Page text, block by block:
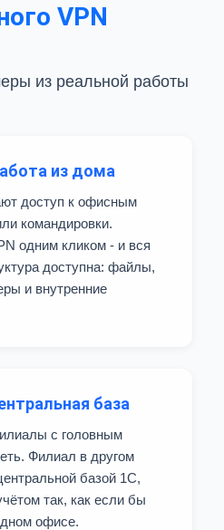
VPN
из реальной работы
из дома
доступ к офисным
командировки.
одним кликом - и вся
доступна: файлы,
и внутренние
база
с головным
Филиал в другом
базой 1С,
так, как если бы
офисе.